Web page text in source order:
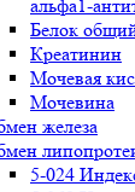
альфа1-
Белок
Креатинин
Мочевая
Мочевина
железа
5-024